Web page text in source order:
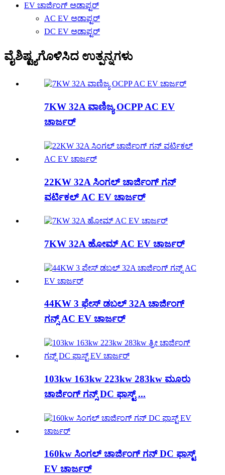
EV ಚಾರ್ಜಿಂಗ್ ಅಡಾಪ್ಟರ್
AC EV ಅಡಾಪ್ಟರ್
DC EV ಅಡಾಪ್ಟರ್
ವೈಶಿಷ್ಟ್ಯಗೊಳಿಸಿದ ಉತ್ಪನ್ನಗಳು
7KW 32A ವಾಣಿಜ್ಯ OCPP AC EV
ಚಾರ್ಜರ್
22KW 32A ಸಿಂಗಲ್ ಚಾರ್ಜಿಂಗ್ ಗನ್
ವರ್ಟಿಕಲ್ AC EV ಚಾರ್ಜರ್
7KW 32A ಹೋಮ್ AC EV ಚಾರ್ಜರ್
44KW 3 ಫೇಸ್ ಡಬಲ್ 32A ಚಾರ್ಜಿಂಗ್
ಗನ್ಸ್ AC EV ಚಾರ್ಜರ್
103kw 163kw 223kw 283kw ಮೂರು
ಚಾರ್ಜಿಂಗ್ ಗನ್ಸ್ DC ಫಾಸ್ಟ್ ...
160kw ಸಿಂಗಲ್ ಚಾರ್ಜಿಂಗ್ ಗನ್ DC ಫಾಸ್ಟ್
EV ಚಾರ್ಜರ್